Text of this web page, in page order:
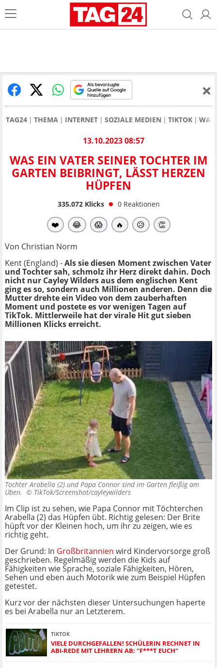
TAG24 THEMA INTERNET SOZIALE MEDIEN TIKTOK WAS
13.10.2023 08:57
WAS EIN VATER SEINER TOCHTER IM
GARTEN BEIBRINGT, LÄSST HERZEN
HÜPFEN
335.072Klicks 0 Reaktionen
❤️ 😂 😱 🔥 😥 👏
Von Christian Norm
Kent (England) -Als sie diesen Moment zwischen Vater
und Tochter sah, schmolz ihr Herz direkt dahin. Doch
nicht nur Cayley Wilders aus dem englischen Kent
ging es so, sondern auch Millionen anderen. Denn die
Mutter drehte ein Video von dem zauberhaften
Moment und postete es vor wenigen Tagen auf
TikTok. Mittlerweile hat der virale Hit gut sieben
Millionen Klicks erreicht.
Tochter Arabella (2) und Papa Connor sind im Garten fleißig am
Üben. © TikTok/Screenshot/cayleywilders
Im Clip ist zu sehen, wie Papa Connor mit Töchterchen
Arabella (2) das Hüpfen übt. Richtig gelesen: Der Brite
hüpft vor der Kleinen hoch, um ihr zu zeigen, wie es
richtig geht.
Der Grund: In Großbritannien wird Kindervorsorge groß
geschrieben. Regelmäßig werden die Kids auf
Fähigkeiten wie Sprache, soziale Fähigkeiten, Hören,
Sehen und eben auch Motorik wie zum Beispiel Hüpfen
getestet.
Kurz vor der nächsten dieser Untersuchungen haperte
es bei Arabella nur an Letzterem.
TIKTOK
VIELE DURCHGEFALLEN! SCHÜLERIN RECHNET IN
ABI-REDE MIT LEHRERN AB: "F***T EUCH"